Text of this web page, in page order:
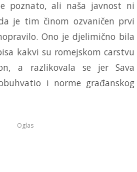
poznato, ali naša javnost ni
je tim činom ozvaničen prvi
Ono je djelimično bila
kakvi su romejskom carstvu
a razlikovala se jer Sava
i norme građanskog
Oglas